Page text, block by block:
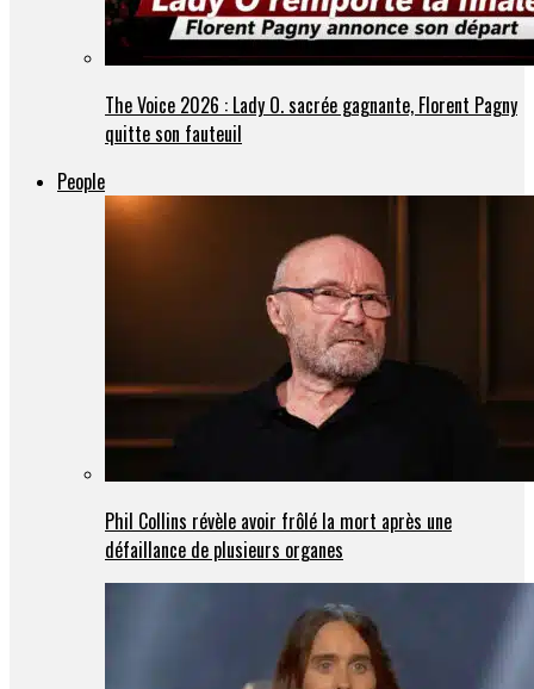
The Voice 2026 : Lady O. sacrée gagnante, Florent Pagny
quitte son fauteuil
People
Phil Collins révèle avoir frôlé la mort après une
défaillance de plusieurs organes